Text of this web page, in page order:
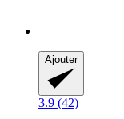
Ajouter
3.9 (42)